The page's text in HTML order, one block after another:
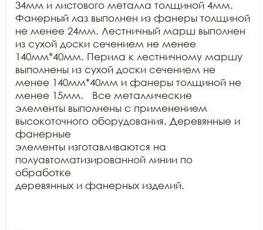
34мм и листового металла толщиной 4мм.
Фанерный лаз выполнен из фанеры толщиной
не менее 24мм. Лестничный марш выполнен
из сухой доски сечением не менее
140мм*40мм. Перила к лестничному маршу
выполнены из сухой доски сечением не
менее 140мм*40мм и фанеры толщиной не
менее 15мм.   Все металлические
элементы выполнены с применением
высокоточного оборудования. Деревянные и
фанерные
элементы изготавливаются на
полуавтоматизированной линии по
обработке
деревянных и фанерных изделий.